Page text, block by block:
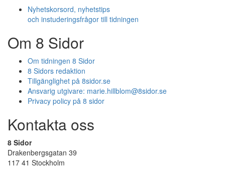
Nyhetskorsord, nyhetstips
och instuderingsfrågor till tidningen
Om 8 Sidor
Om tidningen 8 Sidor
8 Sidors redaktion
Tillgänglighet på 8sidor.se
Ansvarig utgivare: marie.hillblom@8sidor.se
Privacy policy på 8 sidor
Kontakta oss
8 Sidor
Drakenbergsgatan 39
117 41 Stockholm